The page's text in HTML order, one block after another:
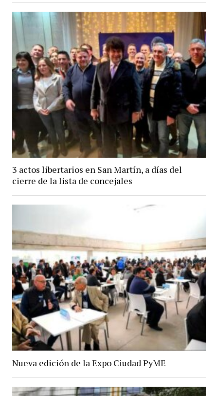
3 actos libertarios en San Martín, a días del
cierre de la lista de concejales
Nueva edición de la Expo Ciudad PyME